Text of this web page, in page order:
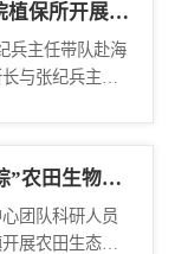
植保所开展工
兵主任带队赴海
与张纪兵主任
”农田生物多
团队科研人员
展农田生态系